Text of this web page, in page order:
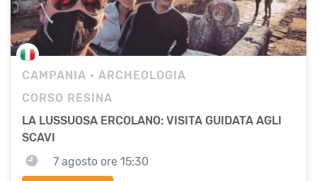
CAMPANIA • ARCHEOLOGIA
CORSO RESINA
LA LUSSUOSA ERCOLANO: VISITA GUIDATA AGLI
SCAVI
7 agosto ore 15:30